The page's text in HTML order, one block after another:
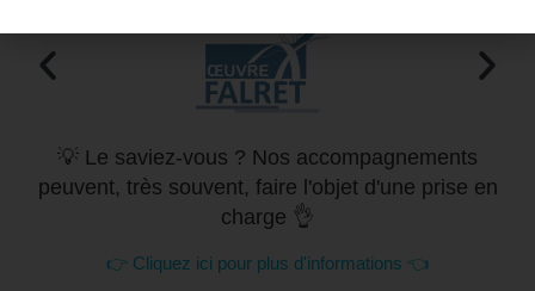
💡 Le saviez-vous ? Nos accompagnements
peuvent, très souvent, faire l'objet d'une prise en
charge 👌
👉 Cliquez ici pour plus d'informations 👈